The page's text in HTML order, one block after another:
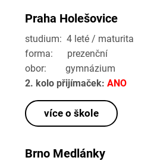
Praha Holešovice
studium: 4 leté / maturita
forma: prezenční
obor: gymnázium
2. kolo přijímaček: ANO
více o škole
Brno Medlánky